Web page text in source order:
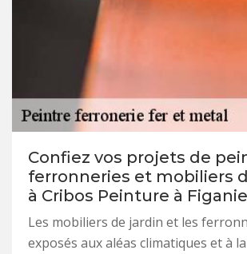
Confiez vos projets de
ferronneries et mobiliers
à Cribos Peinture à
Les mobiliers de jardin et les
exposés aux aléas climatiques et à